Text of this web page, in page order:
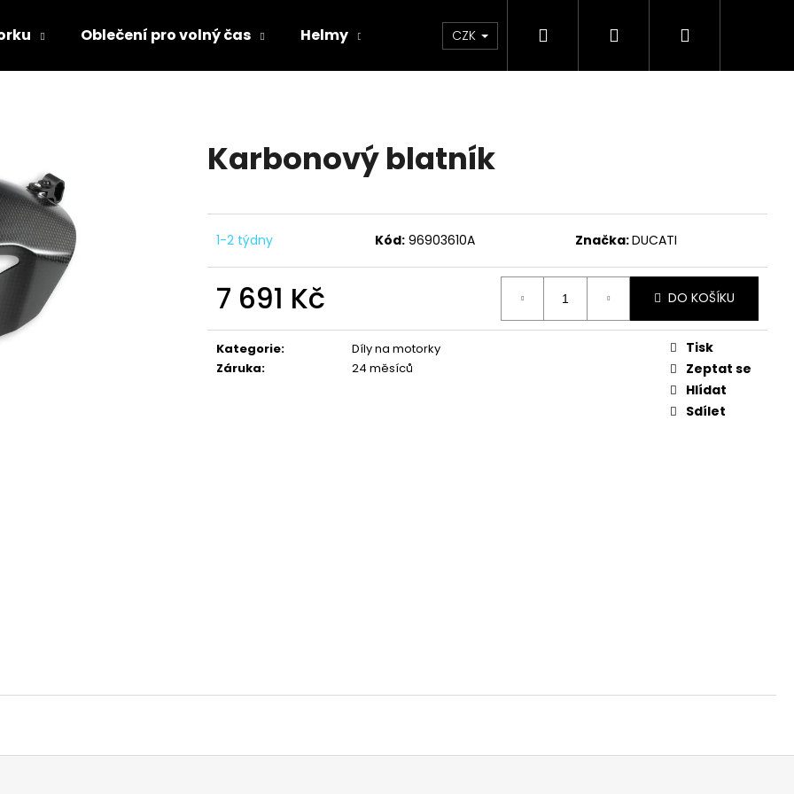
Oblečení pro volný čas Helmy Chrániče Díly Doplňky a předměty
CZK Hledat PřihlášeníNákupní
Karbonový blatník
1-2 týdny Kód: 96903610A Značka:DUCATI
7 691 Kč
cena:
DO KOŠÍKU
Kategorie:
Díly na motorky
Záruka: 24 měsíců
Tisk
Zeptat se
Hlídat
Sdílet
HLEDAT
Doporučujeme